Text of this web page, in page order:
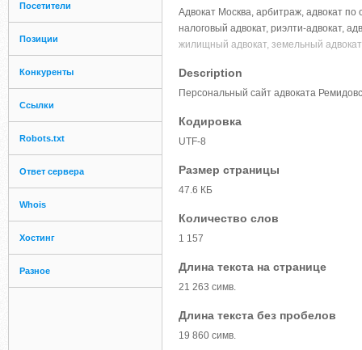
Посетители
Позиции
Конкуренты
Ссылки
Robots.txt
Ответ сервера
Whois
Хостинг
Разное
Адвокат Москва, арбитраж, адвокат
налоговый адвокат, риэлти-адвокат,
жилищный адвокат, земельный
Description
Персональный сайт адвоката
Кодировка
UTF-8
Размер страницы
47.6 КБ
Количество слов
1 157
Длина текста на странице
21 263 симв.
Длина текста без пробелов
19 860 симв.